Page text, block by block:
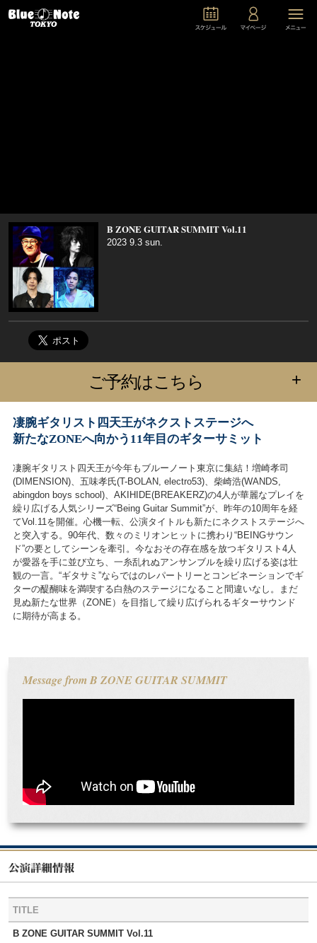
B ZONE GUITAR SUMMIT Vol.11
2023 9.3 sun.
ご予約はこちら +
凄腕ギタリスト四天王がネクストステージへ
新たなZONEへ向かう11年目のギターサミット
凄腕ギタリスト四天王が今年もブルーノート東京に集結！増崎孝司
(DIMENSION)、五味孝氏(T-BOLAN, electro53)、柴崎浩(WANDS,
abingdon boys school)、AKIHIDE(BREAKERZ)の4人が華麗なプレイを
繰り広げる人気シリーズ“Being Guitar Summit”が、昨年の10周年を経
てVol.11を開催。心機一転、公演タイトルも新たにネクストステージへ
と突入する。90年代、数々のミリオンヒットに携わり“BEINGサウン
ド”の要としてシーンを牽引。今なおその存在感を放つギタリスト4人
が愛器を手に並び立ち、一糸乱れぬアンサンブルを繰り広げる姿は壮
観の一言。“ギタサミ”ならではのレパートリーとコンビネーションでギ
ターの醍醐味を満喫する白熱のステージになること間違いなし。まだ
見ぬ新たな世界（ZONE）を目指して繰り広げられるギターサウンド
に期待が高まる。
Message from B ZONE GUITAR SUMMIT
TITLE
B ZONE GUITAR SUMMIT Vol.11